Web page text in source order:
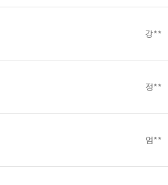
강**
정**
엄**